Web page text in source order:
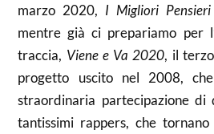
marzo 2020, I Migliori Pensieri
mentre già ci prepariamo per
traccia, Viene e Va 2020, il
progetto uscito nel 2008,
straordinaria partecipazione di
tantissimi rappers, che